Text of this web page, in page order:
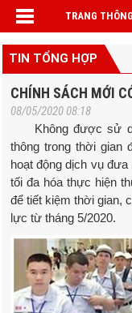
TRANG
TIN TỔNG HỢP
CHÍNH SÁCH MỚI
08/05/2020 08:18
Không được sử
thông trong thời gian
hoạt động dịch vụ
tối đa hóa thực hiện
để tiết kiệm thời gian,
lực từ tháng 5/2020.